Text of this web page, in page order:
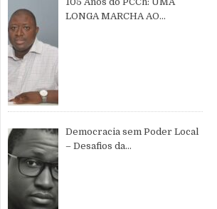
LONGA MARCHA AO
Democracia sem Poder Local
– Desafios da